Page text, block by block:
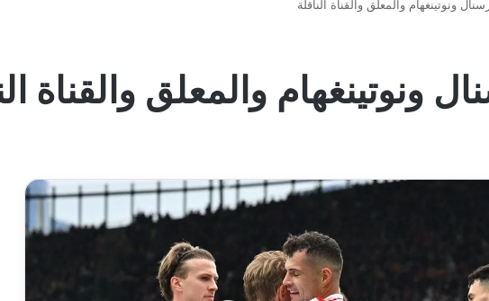
ونوتينغهام والمعلق والقناة الناقلة
ونوتينغهام والمعلق والقناة